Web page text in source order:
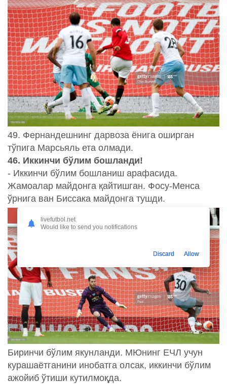
49. Фернандешнинг дарвоза ёнига оширган
тўпига Марсьяль ета олмади.
46. Иккинчи бўлим бошланди!
- Иккинчи бўлим бошланиш арафасида.
Жамоалар майдонга қайтишган. Фосу-Менса
ўрнига ван Биссака майдонга тушди.
Биринчи бўлим якунланди. МЮнинг ЕЧЛ учун
курашаётганини инобатга олсак, иккинчи бўлим
ажойиб ўтиши кутилмоқда.
livefutbol.net
Would like to send you notifications
Discard Allow